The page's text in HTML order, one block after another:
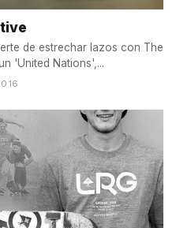
de estrechar lazos con The
'United Nations',...